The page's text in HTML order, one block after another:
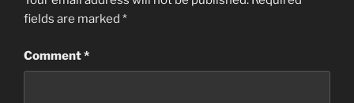
fields are marked *
Comment*